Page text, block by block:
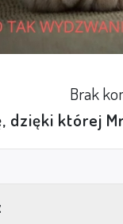
Brak
dzięki której